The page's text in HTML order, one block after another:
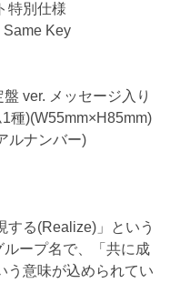
特別仕様
Key
ver. メッセージ入り
種)(W55mm×H85mm)
ルナンバー)
する(Realize)」という
ープ名で、「共に成
う意味が込められてい